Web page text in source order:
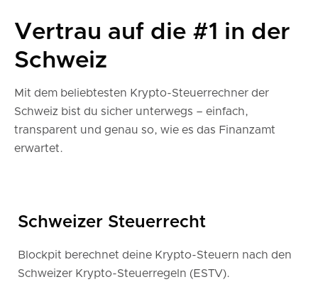
Vertrau auf die #1 in der
Schweiz
Mit dem beliebtesten Krypto-Steuerrechner der
Schweiz bist du sicher unterwegs – einfach,
transparent und genau so, wie es das Finanzamt
erwartet.
Schweizer Steuerrecht
Blockpit berechnet deine Krypto-Steuern nach den
Schweizer Krypto-Steuerregeln (ESTV).